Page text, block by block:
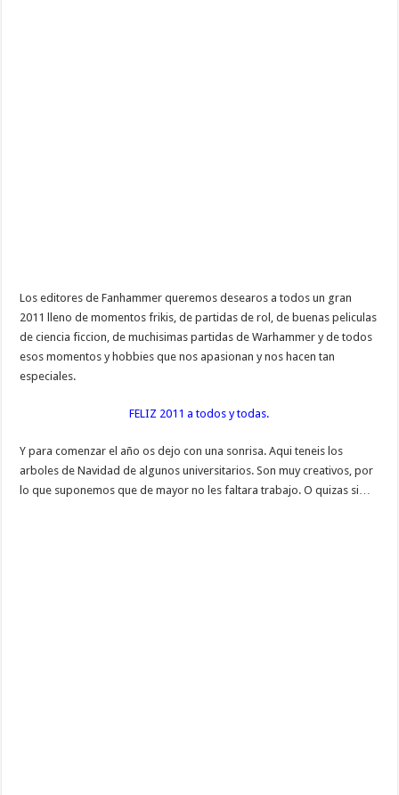
Los editores de Fanhammer queremos desearos a todos un gran
2011 lleno de momentos frikis, de partidas de rol, de buenas peliculas
de ciencia ficcion, de muchisimas partidas de Warhammer y de todos
esos momentos y hobbies que nos apasionan y nos hacen tan
especiales.
FELIZ 2011 a todos y todas.
Y para comenzar el año os dejo con una sonrisa. Aqui teneis los
arboles de Navidad de algunos universitarios. Son muy creativos, por
lo que suponemos que de mayor no les faltara trabajo. O quizas si…